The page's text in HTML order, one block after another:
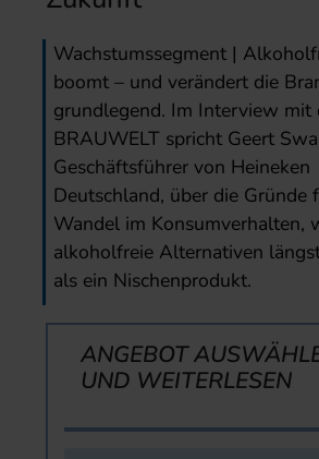
Wachstumssegment |
boomt – und verändert die
grundlegend. Im Interview mit
BRAUWELT spricht Geert
Geschäftsführer von Heineken
Deutschland, über die Gründe
Wandel im Konsumverhalten,
alkoholfreie Alternativen
als ein Nischenprodukt.
ANGEBOT
UND WEITERLESEN